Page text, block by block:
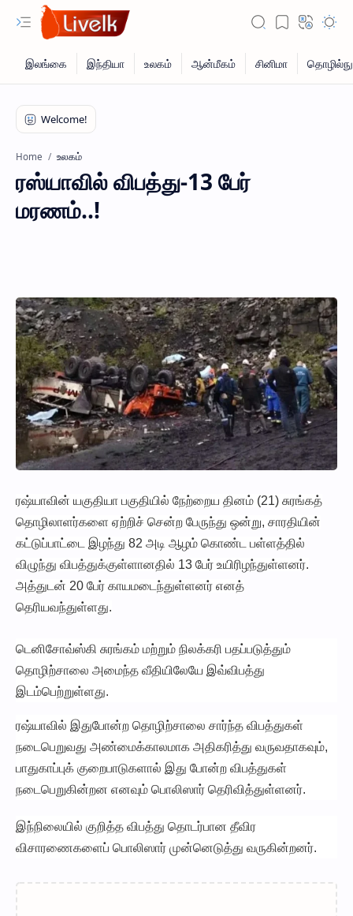
Home உலகம்
ரஸ்யாவில் விபத்து-13 பேர்
மரணம்..!
ரஷ்யாவின் யகுதியா பகுதியில் நேற்றைய தினம் (21) சுரங்கத்
தொழிலாளர்களை ஏற்றிச் சென்ற பேருந்து ஒன்று, சாரதியின்
கட்டுப்பாட்டை இழந்து 82 அடி ஆழம் கொண்ட பள்ளத்தில்
விழுந்து விபத்துக்குள்ளானதில் 13 பேர் உயிரிழந்துள்ளனர்.
அத்துடன் 20 பேர் காயமடைந்துள்ளனர் எனத்
தெரியவந்துள்ளது.
டெனிசோவ்ஸ்கி சுரங்கம் மற்றும் நிலக்கரி பதப்படுத்தும்
தொழிற்சாலை அமைந்த வீதியிலேயே இவ்விபத்து
இடம்பெற்றுள்ளது.
ரஷ்யாவில் இதுபோன்ற தொழிற்சாலை சார்ந்த விபத்துகள்
நடைபெறுவது அண்மைக்காலமாக அதிகரித்து வருவதாகவும்,
பாதுகாப்புக் குறைபாடுகளால் இது போன்ற விபத்துகள்
நடைபெறுகின்றன எனவும் பொலிஸார் தெரிவித்துள்ளனர்.
இந்நிலையில் குறித்த விபத்து தொடர்பான தீவிர
விசாரணைகளைப் பொலிஸார் முன்னெடுத்து வருகின்றனர்.